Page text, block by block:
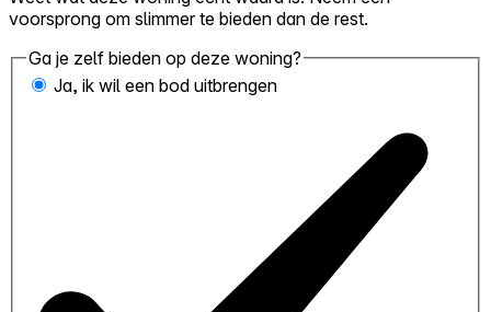
voorsprong om slimmer te bieden dan de rest.
Ga je zelf bieden op deze woning?
Ja, ik wil een bod uitbrengen